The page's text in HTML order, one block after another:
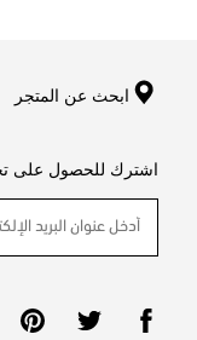
ابحث عن المتجر
اشترك للحصول على